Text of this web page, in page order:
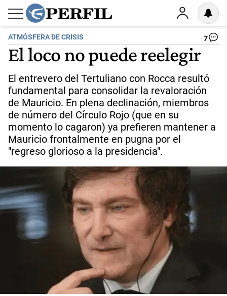
ATMÓSFERA DE CRISIS 7
El loco no puede reelegir
El entrevero del Tertuliano con Rocca resultó
fundamental para consolidar la revaloración
de Mauricio. En plena declinación, miembros
de número del Círculo Rojo (que en su
momento lo cagaron) ya prefieren mantener a
Mauricio frontalmente en pugna por el
"regreso glorioso a la presidencia".